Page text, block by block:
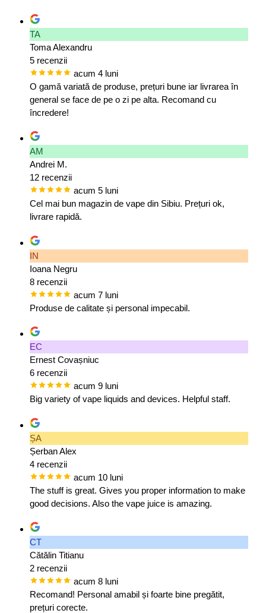
TA
Toma Alexandru
5 recenzii
acum 4 luni
O gamă variată de produse, prețuri bune iar livrarea în
general se face de pe o zi pe alta. Recomand cu
încredere!
AM
Andrei M.
12 recenzii
acum 5 luni
Cel mai bun magazin de vape din Sibiu. Prețuri ok,
livrare rapidă.
IN
Ioana Negru
8 recenzii
acum 7 luni
Produse de calitate și personal impecabil.
EC
Ernest Covașniuc
6 recenzii
acum 9 luni
Big variety of vape liquids and devices. Helpful staff.
ȘA
Șerban Alex
4 recenzii
acum 10 luni
The stuff is great. Gives you proper information to make
good decisions. Also the vape juice is amazing.
CT
Cătălin Titianu
2 recenzii
acum 8 luni
Recomand! Personal amabil și foarte bine pregătit,
prețuri corecte.